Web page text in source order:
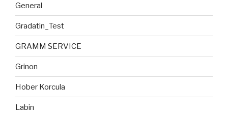
General
Gradatin_Test
GRAMM SERVICE
Grinon
Hober Korcula
Labin